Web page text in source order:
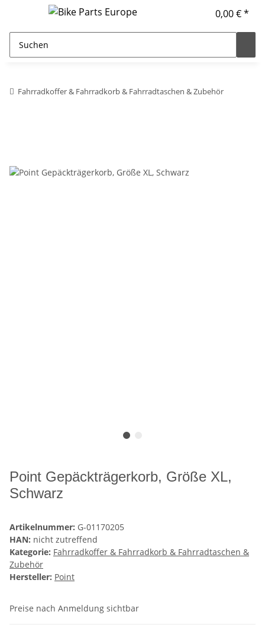
0,00 € *
Fahrradkoffer & Fahrradkorb & Fahrradtaschen & Zubehör
Point Gepäckträgerkorb, Größe XL,
Schwarz
Artikelnummer: G-01170205
HAN: nicht zutreffend
Kategorie: Fahrradkoffer & Fahrradkorb & Fahrradtaschen &
Zubehör
Hersteller: Point
Preise nach Anmeldung sichtbar